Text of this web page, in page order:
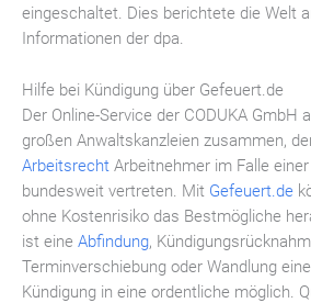
eingeschaltet. Dies berichtete die Welt
Informationen der dpa.
Hilfe bei Kündigung über Gefeuert.de
Der Online-Service der CODUKA GmbH
großen Anwaltskanzleien zusammen,
Arbeitsrecht Arbeitnehmer im Falle einer
bundesweit vertreten. Mit Gefeuert.de
ohne Kostenrisiko das Bestmögliche
ist eine Abfindung,
Terminverschiebung oder Wandlung
Kündigung in eine ordentliche möglich.